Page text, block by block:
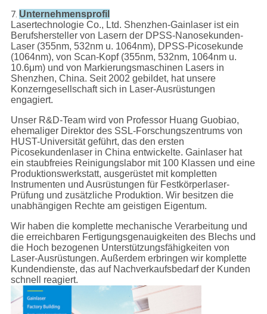
7. Unternehmensprofil
Lasertechnologie Co., Ltd. Shenzhen-Gainlaser ist ein
Berufshersteller von Lasern der DPSS-Nanosekunden-
Laser (355nm, 532nm u. 1064nm), DPSS-Picosekunde
(1064nm), von Scan-Kopf (355nm, 532nm, 1064nm u.
10.6μm) und von Markierungsmaschinen Lasers in
Shenzhen, China. Seit 2002 gebildet, hat unsere
Konzerngesellschaft sich in Laser-Ausrüstungen
engagiert.
Unser R&D-Team wird von Professor Huang Guobiao,
ehemaliger Direktor des SSL-Forschungszentrums von
HUST-Universität geführt, das den ersten
Picosekundenlaser in China entwickelte. Gainlaser hat
ein staubfreies Reinigungslabor mit 100 Klassen und eine
Produktionswerkstatt, ausgerüstet mit kompletten
Instrumenten und Ausrüstungen für Festkörperlaser-
Prüfung und zusätzliche Produktion. Wir besitzen die
unabhängigen Rechte am geistigen Eigentum.
Wir haben die komplette mechanische Verarbeitung und
die erreichbaren Fertigungsgenauigkeiten des Blechs und
die Hoch bezogenen Unterstützungsfähigkeiten von
Laser-Ausrüstungen. Außerdem erbringen wir komplette
Kundendienste, das auf Nachverkaufsbedarf der Kunden
schnell reagiert.